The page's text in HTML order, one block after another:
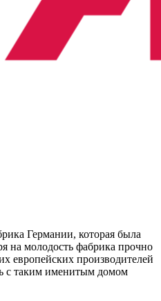
Германии, которая была
на молодость фабрика прочно
европейских производителей
с таким именитым домом